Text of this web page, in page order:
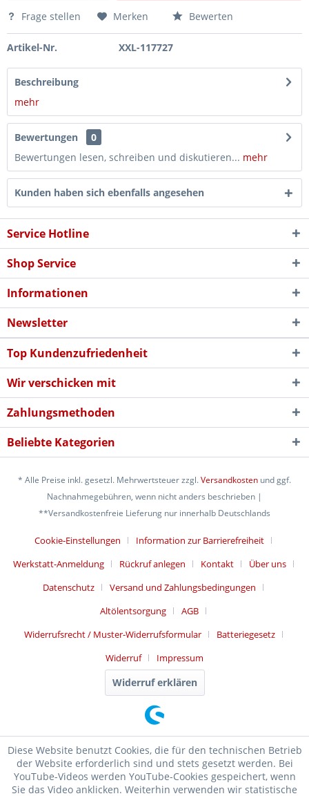
Frage stellen Merken Bewerten
Artikel-Nr. XXL-117727
Beschreibung
mehr
Bewertungen
0
Bewertungen lesen, schreiben und diskutieren... mehr
Kunden haben sich ebenfalls angesehen
Service Hotline
Shop Service
Informationen
Newsletter
Top Kundenzufriedenheit
Wir verschicken mit
Zahlungsmethoden
Beliebte Kategorien
* Alle Preise inkl. gesetzl. Mehrwertsteuer zzgl.Versandkosten und ggf.
Nachnahmegebühren, wenn nicht anders beschrieben |
**Versandkostenfreie Lieferung nur innerhalb Deutschlands
Cookie-Einstellungen
Information zur Barrierefreiheit
Werkstatt-Anmeldung
Rückruf anlegen Kontakt
Über uns
Datenschutz
Versand und Zahlungsbedingungen
Altölentsorgung
AGB
Widerrufsrecht / Muster-Widerrufsformular
Batteriegesetz
Widerruf
Impressum
Widerruf erklären
Diese Website benutzt Cookies, die für den technischen Betrieb
der Website erforderlich sind und stets gesetzt werden. Bei
YouTube-Videos werden YouTube-Cookies gespeichert, wenn
Sie das Video anklicken. Weiterhin verwenden wir statistische